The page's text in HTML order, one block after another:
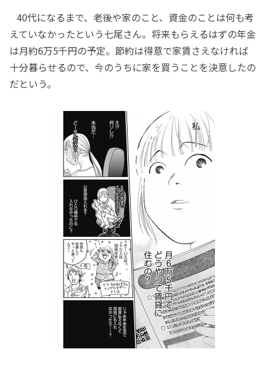
40代になるまで、老後や家のこと、資金のことは何も考
えていなかったという七尾さん。将来もらえるはずの年金
は月約6万5千円の予定。節約は得意で家賃さえなければ
十分暮らせるので、今のうちに家を買うことを決意したの
だという。